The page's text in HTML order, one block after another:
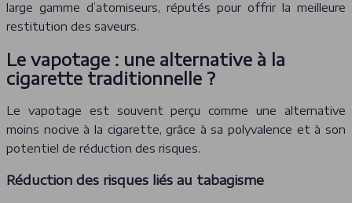
large gamme d’atomiseurs, réputés pour offrir la meilleure
restitution des saveurs.
Le vapotage : une alternative à la
cigarette traditionnelle ?
Le vapotage est souvent perçu comme une alternative
moins nocive à la cigarette, grâce à sa polyvalence et à son
potentiel de réduction des risques.
Réduction des risques liés au tabagisme